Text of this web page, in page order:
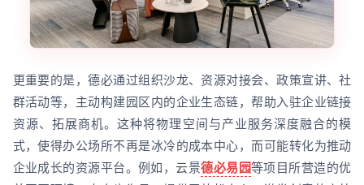
更重要的是，德必通过组织沙龙、资源对接会、政策宣讲、社
群活动等，主动构建园区内的企业生态链，帮助入驻企业链接
资源、拓展商机。这种将物理空间与产业服务深度融合的模
式，使得办公场所不再是冰冷的成本中心，而可能转化为推动
企业成长的资源平台。例如，云景德必易园等项目所营造的优